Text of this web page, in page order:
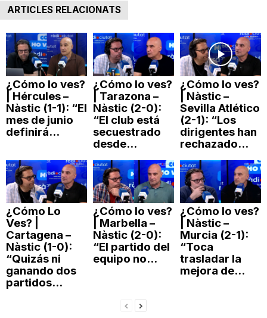
ARTICLES RELACIONATS
¿Cómo lo ves?
| Hércules –
Nàstic (1-1): “El
mes de junio
definirá...
¿Cómo lo ves?
| Tarazona –
Nàstic (2-0):
“El club está
secuestrado
desde...
¿Cómo lo ves?
| Nàstic –
Sevilla Atlético
(2-1): “Los
dirigentes han
rechazado...
¿Cómo Lo
Ves? |
Cartagena –
Nàstic (1-0):
“Quizás ni
ganando dos
partidos...
¿Cómo lo ves?
| Marbella –
Nàstic (2-0):
“El partido del
equipo no...
¿Cómo lo ves?
| Nàstic –
Murcia (2-1):
“Toca
trasladar la
mejora de...